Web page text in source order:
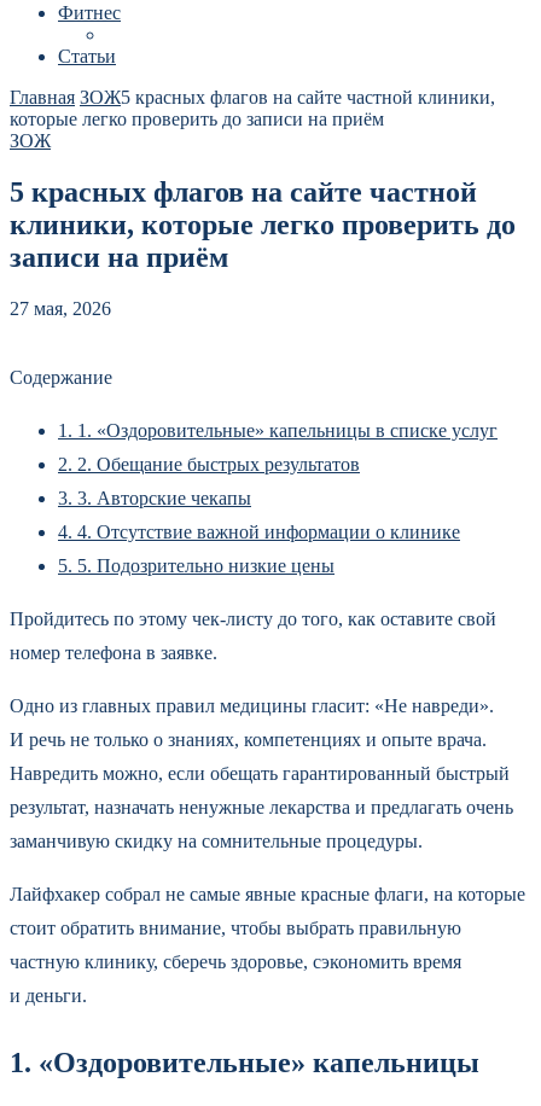
Фитнес
Статьи
Главная ЗОЖ5 красных флагов на сайте частной клиники,
которые легко проверить до записи на приём
ЗОЖ
5 красных флагов на сайте частной
клиники, которые легко проверить до
записи на приём
27 мая, 2026
Содержание
1. 1. «Оздоровительные» капельницы в списке услуг
2. 2. Обещание быстрых результатов
3. 3. Авторские чекапы
4. 4. Отсутствие важной информации о клинике
5. 5. Подозрительно низкие цены
Пройдитесь по этому чек-листу до того, как оставите свой
номер телефона в заявке.
Одно из главных правил медицины гласит: «Не навреди».
И речь не только о знаниях, компетенциях и опыте врача.
Навредить можно, если обещать гарантированный быстрый
результат, назначать ненужные лекарства и предлагать очень
заманчивую скидку на сомнительные процедуры.
Лайфхакер собрал не самые явные красные флаги, на которые
стоит обратить внимание, чтобы выбрать правильную
частную клинику, сберечь здоровье, сэкономить время
и деньги.
1. «Оздоровительные» капельницы